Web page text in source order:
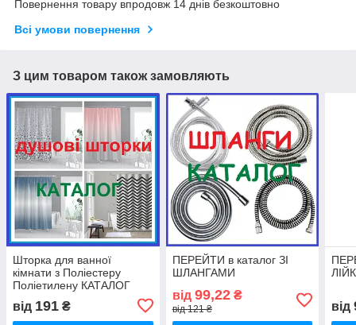
Повернення товару впродовж 14 днів безкоштовно
Всі умови повернення
З цим товаром також замовляють
Шторка для ванної
кімнати з Поліестеру
Поліетилену КАТАЛОГ
від 191 ₴
ПЕРЕЙТИ в каталог ЗІ
ШЛАНГАМИ
від 99,22₴
від 121 ₴ від